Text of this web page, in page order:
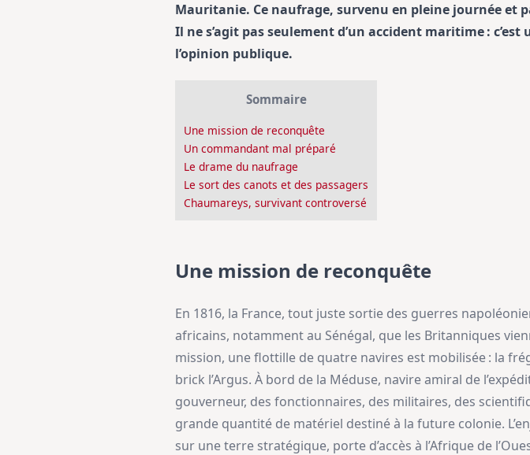
Mauritanie. Ce naufrage, survenu en pleine journée et
Il ne s’agit pas seulement d’un accident maritime :
l’opinion publique.
Sommaire
Une mission de reconquête
Un commandant mal préparé
Le drame du naufrage
Le sort des canots et des passagers
Chaumareys, survivant controversé
Une mission de reconquête
En 1816, la France, tout juste sortie des guerres
africains, notamment au Sénégal, que les Britanniques
mission, une flottille de quatre navires est mobilisée : la
brick l’Argus. À bord de la Méduse, navire amiral de
gouverneur, des fonctionnaires, des militaires, des
grande quantité de matériel destiné à la future colonie.
sur une terre stratégique, porte d’accès à l’Afrique de